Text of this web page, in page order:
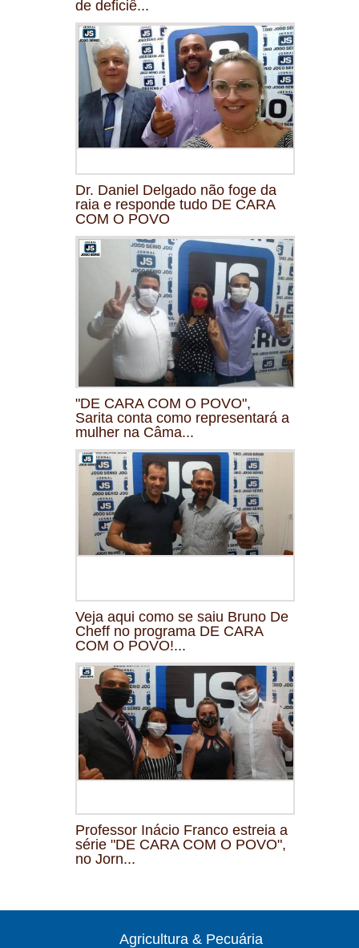
de deficiê...
Dr. Daniel Delgado não foge da
raia e responde tudo DE CARA
COM O POVO
"DE CARA COM O POVO",
Sarita conta como representará a
mulher na Câma...
Veja aqui como se saiu Bruno De
Cheff no programa DE CARA
COM O POVO!...
Professor Inácio Franco estreia a
série "DE CARA COM O POVO",
no Jorn...
Agricultura & Pecuária